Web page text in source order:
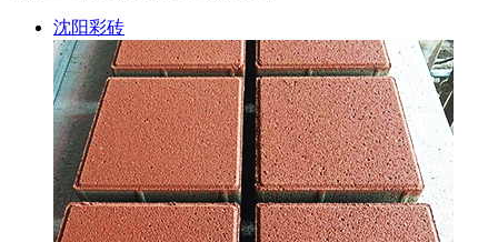
沈阳彩砖